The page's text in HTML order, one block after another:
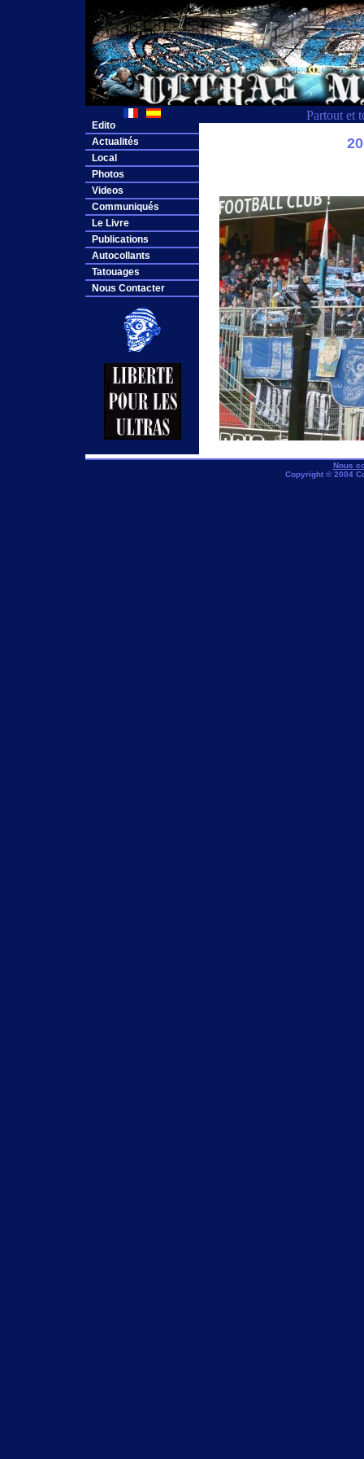
Partout et
Edito
Actualités
Local
Photos
Videos
Communiqués
Le Livre
Publications
Autocollants
Tatouages
Nous Contacter
Nous
Copyright © 2004